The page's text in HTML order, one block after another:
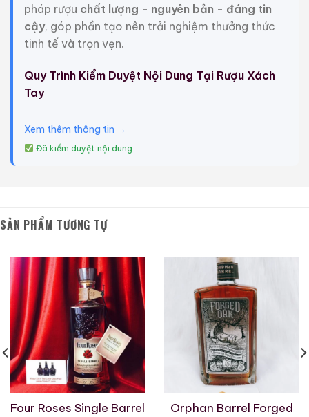
Rượu Thuốc Chí Bảo
Tam Dương
500ml / 40%
0,0
Hotline
Họa Hữu Nghị 2021
500ml / 53%
Macallan 18 Sherry
Macallan 18 Sherry
pháp rượu chất lượng - nguyên bản - đáng tin
cậy, góp phần tạo nên trải nghiệm thưởng thức
tinh tế và trọn vẹn.
Quy Trình Kiểm Duyệt Nội Dung Tại Rượu Xách
Tay
Xem thêm thông tin →
Đã kiểm duyệt nội dung
SẢN PHẨM TƯƠNG TỰ
Four Roses Single Barrel
Orphan Barrel Forged